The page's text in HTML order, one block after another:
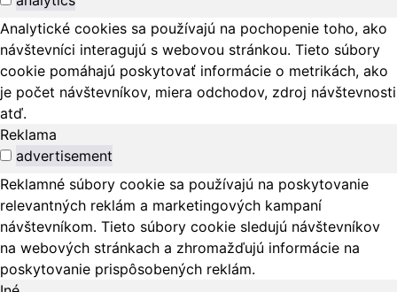
Analytické cookies sa používajú na pochopenie toho, ako
návštevníci interagujú s webovou stránkou. Tieto súbory
cookie pomáhajú poskytovať informácie o metrikách, ako
je počet návštevníkov, miera odchodov, zdroj návštevnosti
atď.
Reklama
advertisement
Reklamné súbory cookie sa používajú na poskytovanie
relevantných reklám a marketingových kampaní
návštevníkom. Tieto súbory cookie sledujú návštevníkov
na webových stránkach a zhromažďujú informácie na
poskytovanie prispôsobených reklám.